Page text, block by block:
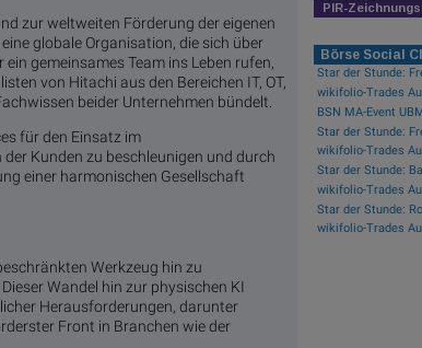
zur weltweiten Förderung der eigenen
globale Organisation, die sich über
gemeinsames Team ins Leben rufen,
von Hitachi aus den Bereichen IT, OT,
beider Unternehmen bündelt.
für den Einsatz im
Kunden zu beschleunigen und durch
einer harmonischen Gesellschaft
Werkzeug hin zu
Wandel hin zur physischen KI
Herausforderungen, darunter
Front in Branchen wie der
PIR-
Börse Social
wikifolio-Trades
BSN MA-Event
wikifolio-Trades
wikifolio-Trades
wikifolio-Trades